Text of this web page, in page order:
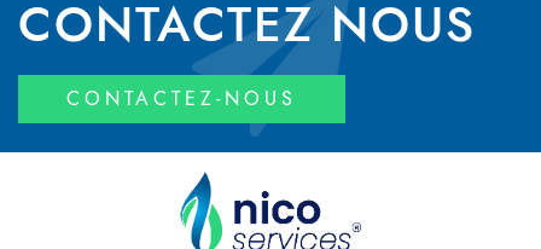
CONTACTEZ NOUS
CONTACTEZ-NOUS